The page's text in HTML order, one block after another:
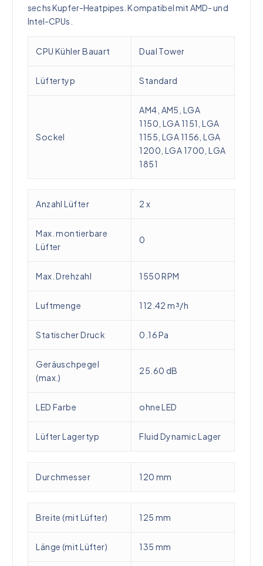
sechs Kupfer-Heatpipes. Kompatibel mit AMD- und
Intel-CPUs.
CPU Kühler Bauart Dual Tower
Lüftertyp Standard
Sockel
AM4, AM5, LGA
1150, LGA 1151,LGA
1155, LGA 1156,LGA
1200, LGA 1700,LGA
1851
Anzahl Lüfter 2 x
Max. montierbare
Lüfter
0
Max. Drehzahl 1550 RPM
Luftmenge 112.42 m³/h
Statischer Druck 0.16 Pa
Geräuschpegel
(max.)
25.60 dB
LED Farbe ohne LED
Lüfter Lagertyp Fluid Dynamic Lager
Durchmesser 120 mm
Breite (mit Lüfter) 125 mm
Länge (mit Lüfter) 135 mm